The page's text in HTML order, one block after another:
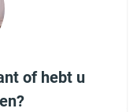
of hebt u